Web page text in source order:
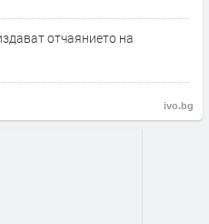
отчаянието на
ivo.bg